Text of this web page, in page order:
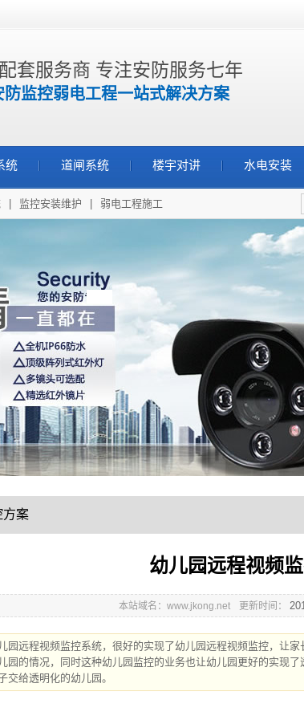
套服务商 专注安防服务七年
防监控弱电工程一站式解决方案
统 道闸系统 楼宇对讲 水电安装
监控安装维护 弱电工程施工
方案
幼儿园远程视频
本站域名：www.jkong.net 更新时间：
园远程视频监控系统，很好的实现了幼儿园远程视频监控，让
园的情况，同时这种幼儿园监控的业务也让幼儿园更好的实现
交给透明化的幼儿园。